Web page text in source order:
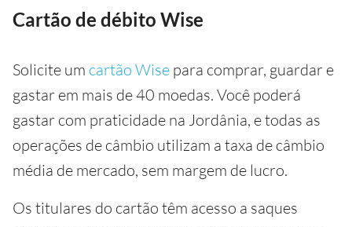
Cartão de débito Wise
Solicite um cartão Wise para comprar, guardar e
gastar em mais de 40 moedas. Você poderá
gastar com praticidade na Jordânia, e todas as
operações de câmbio utilizam a taxa de câmbio
média de mercado, sem margem de lucro.
Os titulares do cartão têm acesso a saques